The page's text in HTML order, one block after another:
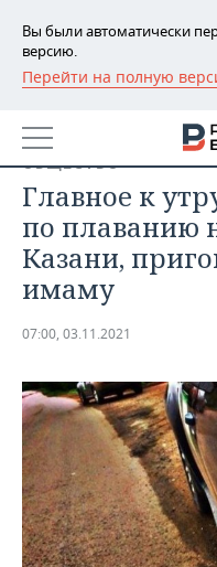
Вы были автоматически
версию.
Перейти на полную
РЕГИОНЫ
БАШКОРТОСТАН
УДМУРТИЯ
НОВОСТИ
НОВОСТИ
ДЕКЛАРАЦИИ О
КОРОЛИ ГОСЗАКАЗА
ВУЗЫ ТАТАРСТАНА
КОМУ ПРИНАДЛЕЖАТ
ТОРГОВЫЕ ЦЕНТРЫ
ТАТАРСТАНА
ЭКОНОМИКА
НОВОСТИ
ФИНАНСЫ
БАНКИ
БЮДЖЕТ
ИНВЕСТИЦИИ
ПРОМЫШЛЕННОСТЬ
НОВОСТИ
АГРОПРОМ
МАШИНОСТРОЕНИЕ
НЕФТЕХИМИЯ
НЕФТЬ
НЕДВИЖИМОСТЬ
НОВОСТИ
АВТО
НОВОСТИ АВТО
БИЗНЕС
НОВОСТИ БИЗНЕСА
РОЗНИЧНАЯ
ТЕХНОЛОГИИ
НОВОСТИ
МЕРОПРИЯТИЯ
ОБЩЕСТВО
Главное к
по плаванию
Казани,
имаму
07:00, 03.11.2021